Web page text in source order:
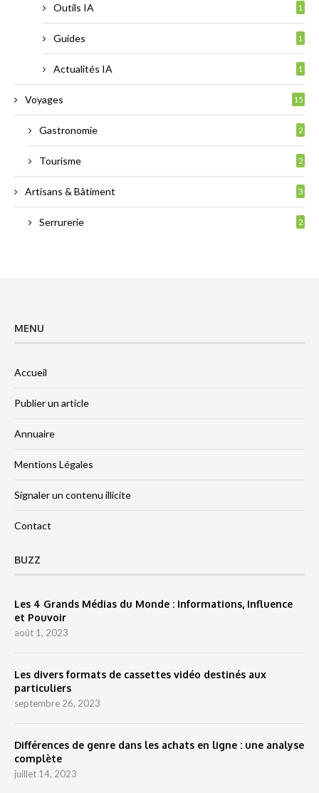
Outils IA 1
Guides 1
Actualités IA 1
Voyages 15
Gastronomie 2
Tourisme 2
Artisans & Bâtiment 3
Serrurerie 2
MENU
Accueil
Publier un article
Annuaire
Mentions Légales
Signaler un contenu illicite
Contact
BUZZ
Les 4 Grands Médias du Monde : Informations, Influence
et Pouvoir
août 1, 2023
Les divers formats de cassettes vidéo destinés aux
particuliers
septembre 26, 2023
Différences de genre dans les achats en ligne : une analyse
complète
juillet 14, 2023